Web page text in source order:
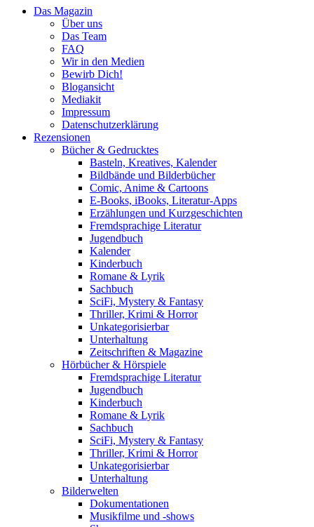
Das Magazin
Über uns
Das Team
FAQ
Wir in den Medien
Bewirb Dich!
Blogansicht
Mediakit
Impressum
Datenschutzerklärung
Rezensionen
Bücher & Gedrucktes
Basteln, Kreatives, Kalender
Bildbände und Bilderbücher
Comic, Anime & Cartoons
E-Books, iBooks, Literatur-Apps
Erzählungen und Kurzgeschichten
Fremdsprachige Literatur
Jugendbuch
Kalender
Kinderbuch
Romane & Lyrik
Sachbuch
SciFi, Mystery & Fantasy
Thriller, Krimi & Horror
Unkategorisierbar
Unterhaltung
Zeitschriften & Magazine
Hörbücher & Hörspiele
Fremdsprachige Literatur
Jugendbuch
Kinderbuch
Romane & Lyrik
Sachbuch
SciFi, Mystery & Fantasy
Thriller, Krimi & Horror
Unkategorisierbar
Unterhaltung
Bilderwelten
Dokumentationen
Musikfilme und -shows